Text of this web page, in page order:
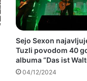
Sejo Sexon
Tuzli povodom 40
albuma “Das ist
04/12/2024